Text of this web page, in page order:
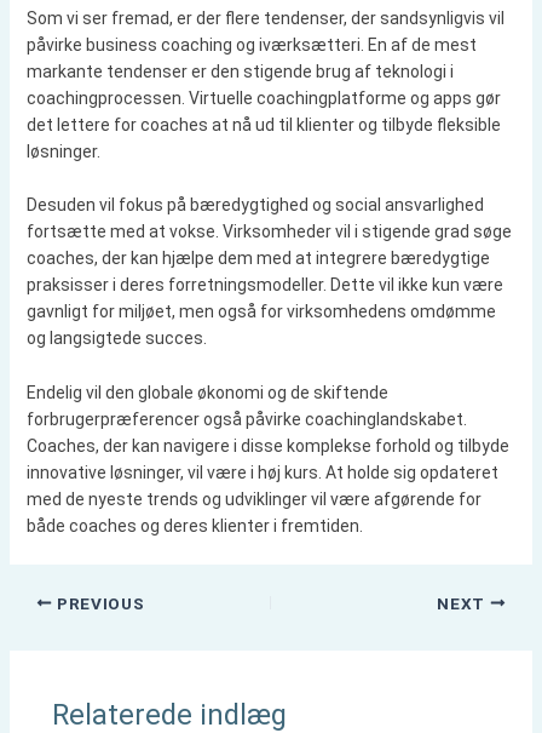
Som vi ser fremad, er der flere tendenser, der sandsynligvis vil
påvirke business coaching og iværksætteri. En af de mest
markante tendenser er den stigende brug af teknologi i
coachingprocessen. Virtuelle coachingplatforme og apps gør
det lettere for coaches at nå ud til klienter og tilbyde fleksible
løsninger.
Desuden vil fokus på bæredygtighed og social ansvarlighed
fortsætte med at vokse. Virksomheder vil i stigende grad søge
coaches, der kan hjælpe dem med at integrere bæredygtige
praksisser i deres forretningsmodeller. Dette vil ikke kun være
gavnligt for miljøet, men også for virksomhedens omdømme
og langsigtede succes.
Endelig vil den globale økonomi og de skiftende
forbrugerpræferencer også påvirke coachinglandskabet.
Coaches, der kan navigere i disse komplekse forhold og tilbyde
innovative løsninger, vil være i høj kurs. At holde sig opdateret
med de nyeste trends og udviklinger vil være afgørende for
både coaches og deres klienter i fremtiden.
PREVIOUS NEXT
Relaterede indlæg